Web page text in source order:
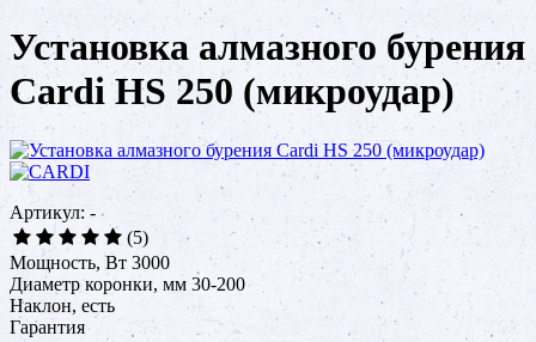
Установка алмазного бурения
Cardi HS 250 (микроудар)
Артикул: -
(5)
Мощность, Вт 3000
Диаметр коронки, мм 30-200
Наклон, есть
Гарантия